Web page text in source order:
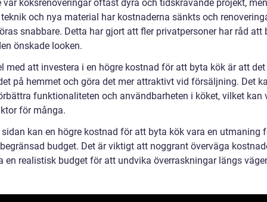
var köksrenoveringar oftast dyra och tidskrävande projekt,
och nya material har kostnaderna sänkts och
snabbare. Detta har gjort att fler privatpersoner har råd att
önskade looken.
med att investera i en högre kostnad för att byta kök är att
på hemmet och göra det mer attraktivt vid försäljning. Det
funktionaliteten och användbarheten i köket, vilket kan
för många.
kan en högre kostnad för att byta kök vara en utmaning
budget. Det är viktigt att noggrant överväga
en realistisk budget för att undvika överraskningar längs